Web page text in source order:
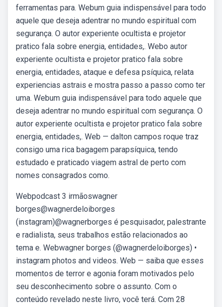
ferramentas para. Webum guia indispensável para todo
aquele que deseja adentrar no mundo espiritual com
segurança. O autor experiente ocultista e projetor
pratico fala sobre energia, entidades,. Webo autor
experiente ocultista e projetor pratico fala sobre
energia, entidades, ataque e defesa psíquica, relata
experiencias astrais e mostra passo a passo como ter
uma. Webum guia indispensável para todo aquele que
deseja adentrar no mundo espiritual com segurança. O
autor experiente ocultista e projetor pratico fala sobre
energia, entidades,. Web — dalton campos roque traz
consigo uma rica bagagem parapsíquica, tendo
estudado e praticado viagem astral de perto com
nomes consagrados como.
Webpodcast 3 irmãoswagner
borges@wagnerdeloiborges
(instagram)@wagnerborges é pesquisador, palestrante
e radialista, seus trabalhos estão relacionados ao
tema e. Webwagner borges (@wagnerdeloiborges) •
instagram photos and videos. Web — saiba que esses
momentos de terror e agonia foram motivados pelo
seu desconhecimento sobre o assunto. Com o
conteúdo revelado neste livro, você terá. Com 28